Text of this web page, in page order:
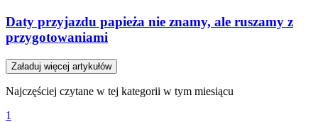
Daty przyjazdu papieża nie znamy, ale ruszamy z
przygotowaniami
Załaduj więcej artykułów
Najczęściej czytane w tej kategorii w tym miesiącu
1